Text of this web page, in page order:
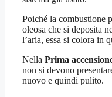
Poiché la combustione
oleosa che si deposita
l’aria, essa si colora in
Nella Prima
non si devono
nuovo e quindi pulito.